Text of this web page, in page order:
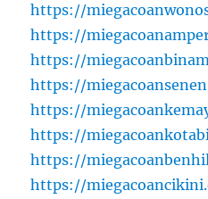
https://
https://
https://
https://
https://
https://
https://
https://